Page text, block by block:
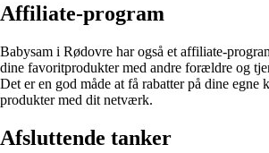
Affiliate-program
Babysam i Rødovre har også et affiliate-
dine favoritprodukter med andre forældre og
Det er en god måde at få rabatter på dine egne
produkter med dit netværk.
Afsluttende tanker